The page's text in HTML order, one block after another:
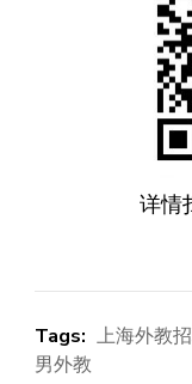
详情
Tags: 上海外教
男外教